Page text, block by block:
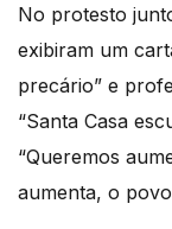
No protesto
exibiram um
precário” e
“Santa Casa
“Queremos
aumenta, o